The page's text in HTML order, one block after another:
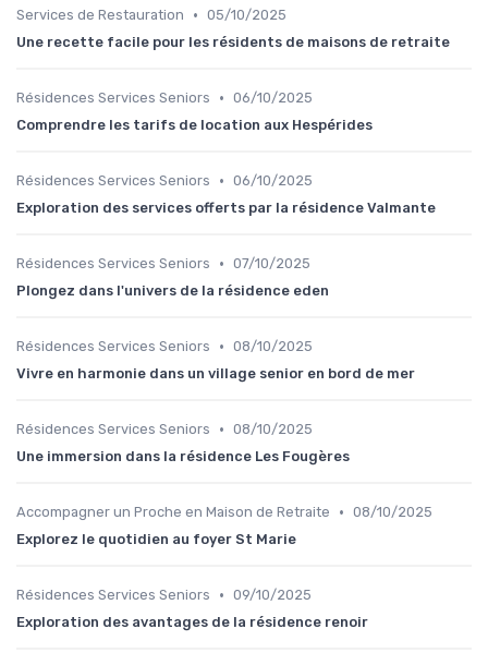
Services de Restauration • 05/10/2025
Une recette facile pour les résidents de maisons de retraite
Résidences Services Seniors • 06/10/2025
Comprendre les tarifs de location aux Hespérides
Résidences Services Seniors • 06/10/2025
Exploration des services offerts par la résidence Valmante
Résidences Services Seniors • 07/10/2025
Plongez dans l'univers de la résidence eden
Résidences Services Seniors • 08/10/2025
Vivre en harmonie dans un village senior en bord de mer
Résidences Services Seniors • 08/10/2025
Une immersion dans la résidence Les Fougères
Accompagner un Proche en Maison de Retraite • 08/10/2025
Explorez le quotidien au foyer St Marie
Résidences Services Seniors • 09/10/2025
Exploration des avantages de la résidence renoir